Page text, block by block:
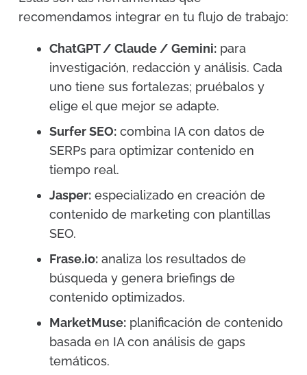
recomendamos integrar en tu flujo de trabajo:
ChatGPT / Claude / Gemini: para
investigación, redacción y análisis. Cada
uno tiene sus fortalezas; pruébalos y
elige el que mejor se adapte.
Surfer SEO: combina IA con datos de
SERPs para optimizar contenido en
tiempo real.
Jasper: especializado en creación de
contenido de marketing con plantillas
SEO.
Frase.io: analiza los resultados de
búsqueda y genera briefings de
contenido optimizados.
MarketMuse: planificación de contenido
basada en IA con análisis de gaps
temáticos.